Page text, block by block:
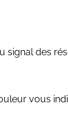
des
vous